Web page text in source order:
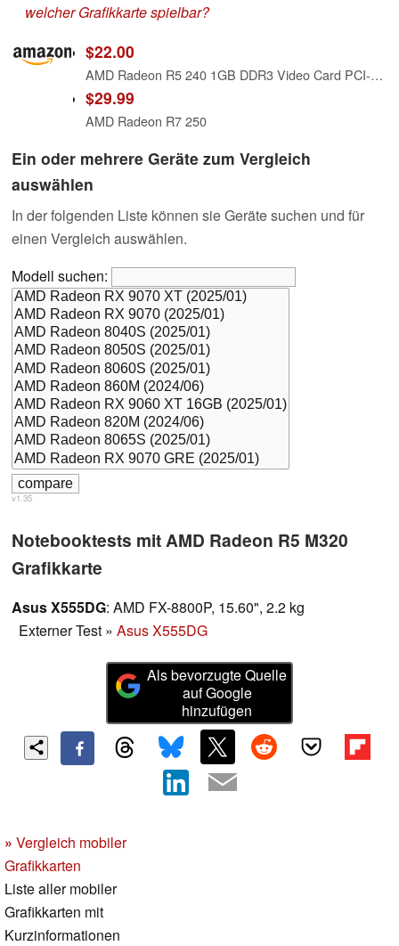
welcher Grafikkarte spielbar?
$22.00
AMD Radeon R5 240 1GB DDR3 Video Card PCI-e DVI/ Display Port Dell F9P1R
$29.99
AMD Radeon R7 250
Ein oder mehrere Geräte zum Vergleich
auswählen
In der folgenden Liste können sie Geräte suchen und für
einen Vergleich auswählen.
Modell suchen:
v1.35
Notebooktests mit AMD Radeon R5 M320
Grafikkarte
Asus X555DG: AMD FX-8800P, 15.60", 2.2 kg
Externer Test » Asus X555DG
Als bevorzugte Quelle
auf Google
hinzufügen
» Vergleich mobiler
Grafikkarten
Liste aller mobiler
Grafikkarten mit
Kurzinformationen